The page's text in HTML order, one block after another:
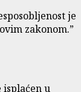
je
zakonom.”
isplaćen u